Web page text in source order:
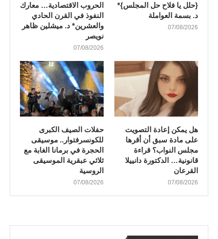
{حلل يا فلاح حل المجلس}*
د. بسمة العواملة
07/08/2026
الحروب الاقتصادية… معارك
النفوذ في القرن الحادي
والعشرين* د. ميشلين ظاهر
نويصر
07/08/2026
هل يمكن إعادة التصويت
على مادة سبق أن أقرها
مجلس النواب؟ قراءة
قانونية… الدكتورة دانييلا
القرعان
07/08/2026
​حفلات الصيف الكبرى
للكونسرفتوار.. موسيقى
الحجرة في برمانا الغابة مع
ثلاثي عبقرية الموسيقى
الروسية
07/08/2026